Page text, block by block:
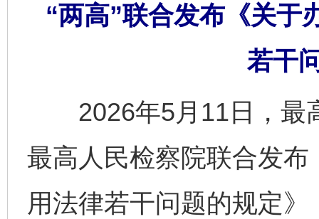
“两高”联合发布《关于
若干
2026年5月11日，最
最高人民检察院联合发
用法律若干问题的规定